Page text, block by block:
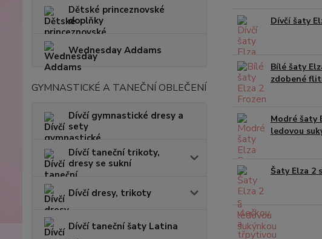
Dětské princeznovské
doplňky
Wednesday Addams
GYMNASTICKÉ A TANEČNÍ OBLEČENÍ
Dívčí gymnastické dresy a
sety
Dívčí taneční trikoty,
dresy se sukní
Dívčí dresy, trikoty
Dívčí taneční šaty Latina
Dívčí šaty
Bílé šaty
zdobené
Modré šaty
ledovou
Šaty Elza 2